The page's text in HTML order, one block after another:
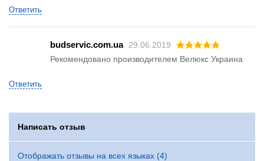
Ответить
budservic.com.ua
29.06.2019
Рекомендовано производителем Велюкс Украина
Ответить
Написать отзыв
Отображать отзывы на всех языках (4)